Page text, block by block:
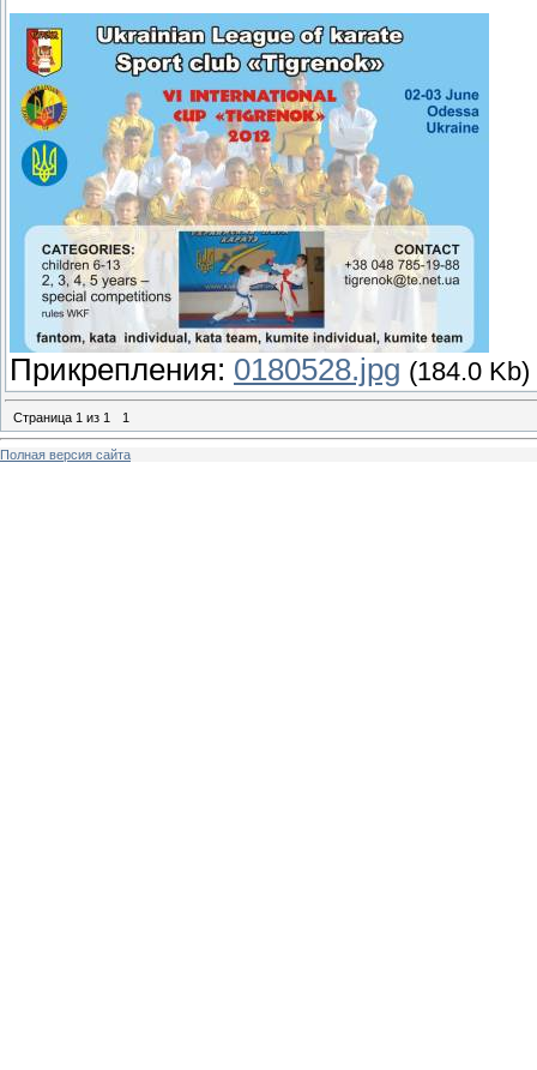
Прикрепления: 0180528.jpg (184.0 Kb)
Страница 1 из 1 1
Полная версия сайта